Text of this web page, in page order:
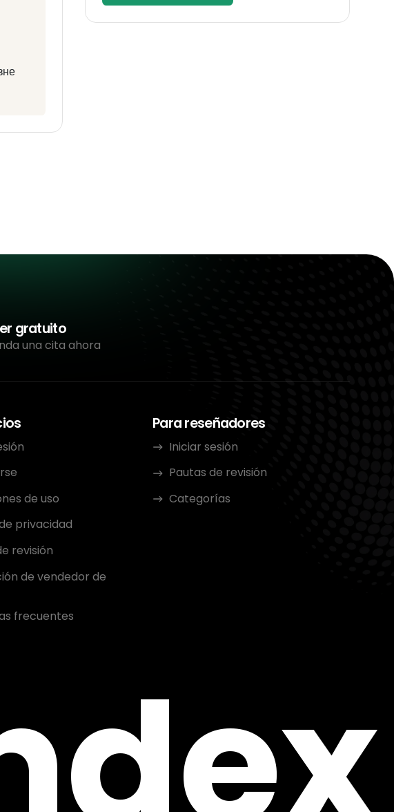
gratuito
una cita ahora
de uso
privacidad
revisión
de vendedor de
frecuentes
Para reseñadores
Iniciar sesión
Pautas de revisión
Categorías